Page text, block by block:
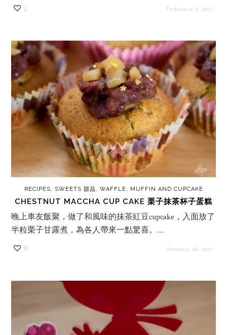
1 February 2, 2017
RECIPES, SWEETS 甜品, WAFFLE, MUFFIN AND CUPCAKE
CHESTNUT MACCHA CUP CAKE 栗子抹茶杯子蛋糕
晚上車友飯聚，做了和風味的抹茶紅豆cupcake，入面放了
半粒栗子甘露煮，為各人帶來一點驚喜。…
0 January 26, 2017